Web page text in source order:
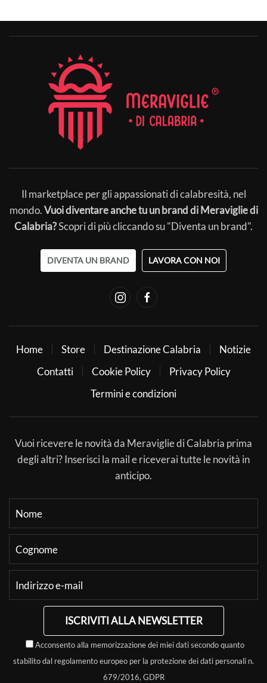
Il marketplace per gli appassionati di calabresità, nel
mondo.Vuoi diventare anche tu un brand di Meraviglie di
Calabria?Scopri di più cliccando su "Diventa un brand".
DIVENTA UN BRAND LAVORA CON NOI
Home Store Destinazione Calabria
Notizie
Contatti
Cookie Policy
Privacy Policy
Termini e condizioni
Vuoi ricevere le novità da Meraviglie di Calabria prima
degli altri? Inserisci la mail e riceverai tutte le novità in
anticipo.
ISCRIVITI ALLA NEWSLETTER
Acconsento alla memorizzazione dei miei dati secondo quanto
stabilito dal regolamento europeo per la protezione dei dati personali n.
679/2016, GDPR